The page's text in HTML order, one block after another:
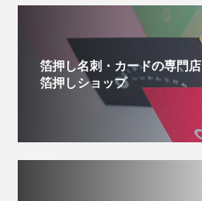
箔押し名刺・カードの専門店
箔押しショップ